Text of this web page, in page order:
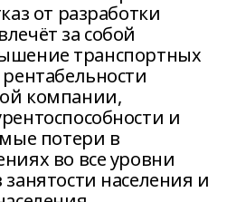
от разработки
за собой
транспортных
компании,
и
потери в
во все уровни
населения и